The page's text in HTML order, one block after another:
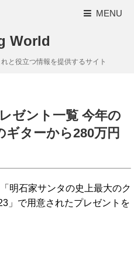
MENU
World
と役立つ情報を提供するサイト
ゼント一覧 今年の
ターから280万円
明石家サンタの史上最大のク
」で用意されたプレゼントを